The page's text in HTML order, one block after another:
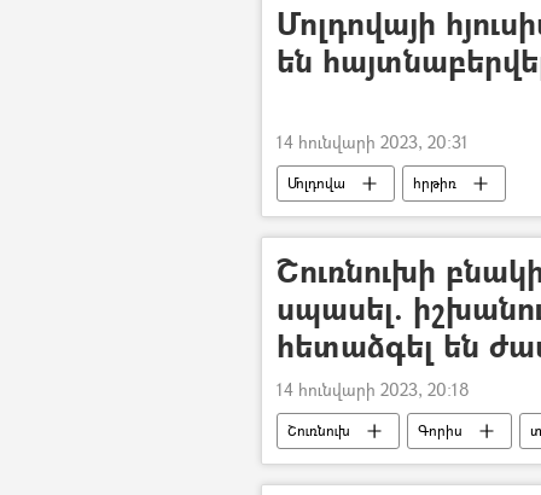
Մոլդովայի
են
14 հունվարի 2023, 20:31
Մոլդովա հրթիռ
Շուռնուխի
սպասել.
հետաձգել են
14 հունվարի 2023, 20:18
Շուռնուխ Գորիս